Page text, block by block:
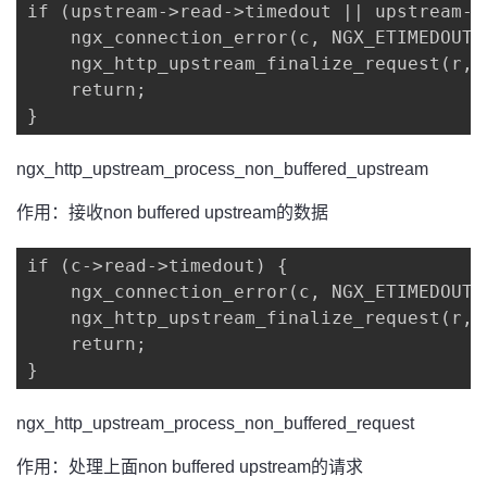
if (upstream->read->timedout || upstream-
ngx_connection_error(c,
ngx_http_upstream_finalize_request(r, u,
return;
}
ngx_http_upstream_process_non_buffered_upstream
作用：接收non buffered upstream的数据
if (c->read->timedout) {
ngx_connection_error(c,
ngx_http_upstream_finalize_request(r, u,
return;
}
ngx_http_upstream_process_non_buffered_request
作用：处理上面non buffered upstream的请求